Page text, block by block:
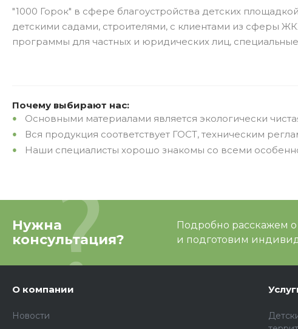
"1000 Горок" в сфере благоустройства детских
детскими садами, строителями, с клиентами из сферы
программы для частных и юридических лиц,
Почему выбирают нас:
Основными материалами является экологически
Вся продукция соответствует ГОСТ, техническим
Наши специалисты хорошо знакомы со всеми
Нужна
консультация?
Подробно расскажем о
и подготовим
О компании
Новости